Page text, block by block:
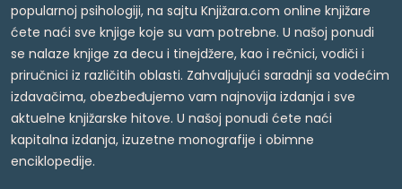
popularnoj psihologiji, na sajtu Knjižara.com online knjižare
ćete naći sve knjige koje su vam potrebne. U našoj ponudi
se nalaze knjige za decu i tinejdžere, kao i rečnici, vodiči i
priručnici iz različitih oblasti. Zahvaljujući saradnji sa vodećim
izdavačima, obezbeđujemo vam najnovija izdanja i sve
aktuelne knjižarske hitove. U našoj ponudi ćete naći
kapitalna izdanja, izuzetne monografije i obimne
enciklopedije.